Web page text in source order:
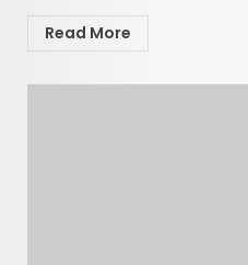
Read More